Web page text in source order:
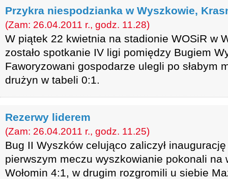
Przykra niespodzianka w Wyszkowie,
(Zam: 26.04.2011 r., godz. 11.28)
W piątek 22 kwietnia na stadionie WOSiR w
zostało spotkanie IV ligi pomiędzy Bugiem
Faworyzowani gospodarze ulegli po słabym
drużyn w tabeli 0:1.
Rezerwy liderem
(Zam: 26.04.2011 r., godz. 11.25)
Bug II Wyszków celująco zaliczył
pierwszym meczu wyszkowianie pokonali na
Wołomin 4:1, w drugim rozgromili u siebie